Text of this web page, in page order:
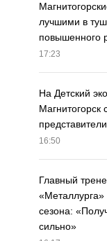
лучшими в
повышенного
17:23
На Детский
Магнитогорск
16:50
Главный
«Металлурга»
сезона:
сильно»